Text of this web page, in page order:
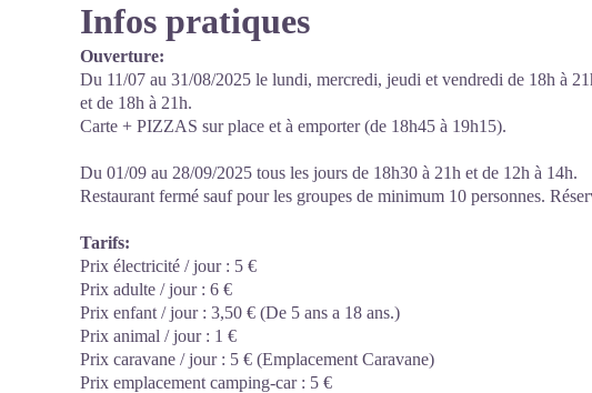
Infos pratiques
Ouverture:
Du 11/07 au 31/08/2025 le lundi, mercredi, jeudi et vendredi de 18h à
et de 18h à 21h.
Carte + PIZZAS sur place et à emporter (de 18h45 à 19h15).
Du 01/09 au 28/09/2025 tous les jours de 18h30 à 21h et de 12h à 14h.
Restaurant fermé sauf pour les groupes de minimum 10 personnes.
Tarifs:
Prix électricité / jour : 5 €
Prix adulte / jour : 6 €
Prix enfant / jour : 3,50 € (De 5 ans a 18 ans.)
Prix animal / jour : 1 €
Prix caravane / jour : 5 € (Emplacement Caravane)
Prix emplacement camping-car : 5 €